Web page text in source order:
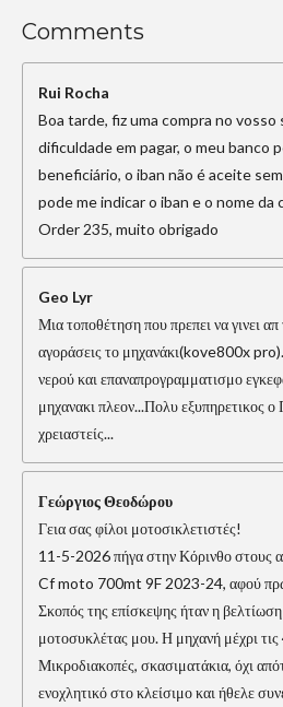
Comments
Rui Rocha
Boa tarde, fiz uma compra no
dificuldade em pagar, o meu banco
beneficiário, o iban não é aceite
pode me indicar o iban e o nome da
Order 235, muito obrigado
Geo Lyr
Μια τοποθέτηση που πρεπει να γινει
αγοράσεις το μηχανάκι(kove800x
νερού και επαναπρογραμματισμο
μηχανακι πλεον...Πολυ εξυπηρετικος ο
χρειαστείς...
Γεώργιος Θεοδώρου
Γεια σας φίλοι μοτοσικλετιστές!
11-5-2026 πήγα στην Κόρινθο στους
Cf moto 700mt 9F 2023-24, αφού
Σκοπός της επίσκεψης ήταν η
μοτοσυκλέτας μου. Η μηχανή μέχρι
Μικροδιακοπές, σκασιματάκια, όχι
ενοχλητικό στο κλείσιμο και ήθελε